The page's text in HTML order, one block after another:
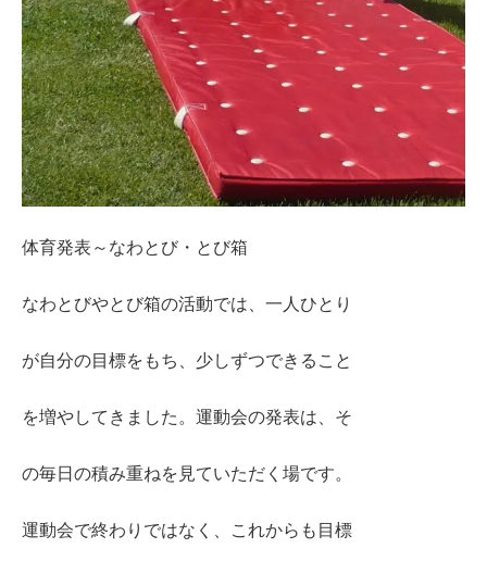
体育発表～なわとび・とび箱
なわとびやとび箱の活動では、一人ひとり
が自分の目標をもち、少しずつできること
を増やしてきました。運動会の発表は、そ
の毎日の積み重ねを見ていただく場です。
運動会で終わりではなく、これからも目標